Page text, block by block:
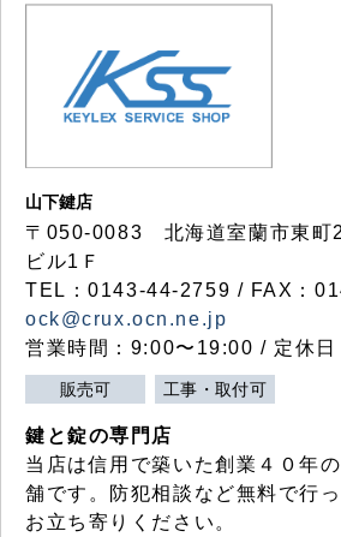
山下鍵店
〒050-0083 北海道室蘭市東
ビル1Ｆ
TEL：0143-44-2759 / FAX：
ock@crux.ocn.ne.jp
営業時間：9:00〜19:00 / 定休日
販売可 工事・取付可
鍵と錠の専門店
当店は信用で築いた創業４０年
舗です。防犯相談など無料で行
お立ち寄りください。